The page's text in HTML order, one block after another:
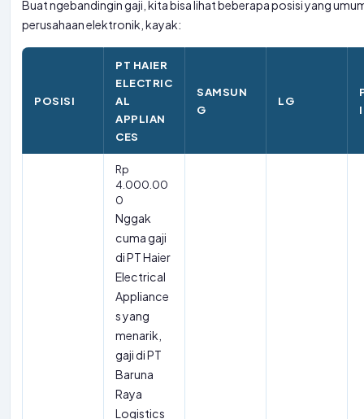
Buat ngebandingin gaji, kita bisa lihat beberapa posisi yang
perusahaan elektronik, kayak:
POSISI
PT HAIER
ELECTRIC
AL
APPLIAN
CES
SAMSUN
G
LG
Rp
4.000.00
0
Nggak
cuma gaji
di PT Haier
Electrical
Appliance
s yang
menarik,
gaji di PT
Baruna
Raya
Logistics